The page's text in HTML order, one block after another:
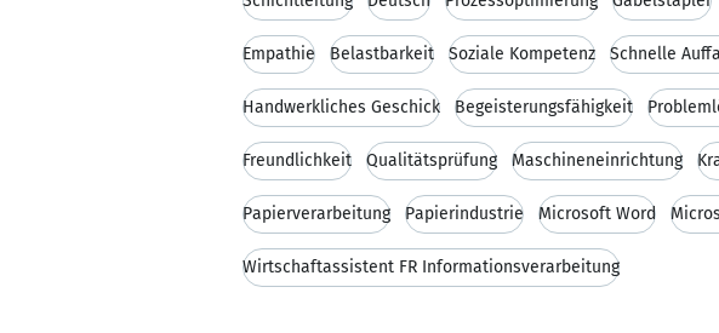
Empathie Belastbarkeit Soziale Kompetenz Schnelle
Handwerkliches Geschick Begeisterungsfähigkeit
Freundlichkeit Qualitätsprüfung Maschineneinrichtung
Papierverarbeitung Papierindustrie Microsoft Word
Wirtschaftassistent FR Informationsverarbeitung